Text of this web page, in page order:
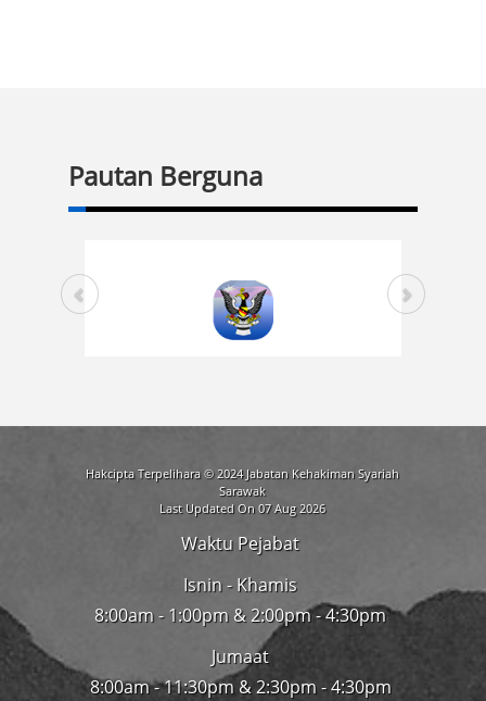
Pautan Berguna
Hakcipta Terpelihara © 2024 Jabatan Kehakiman Syariah
Sarawak
Last Updated On 07 Aug 2026
Waktu Pejabat
Isnin - Khamis
8:00am - 1:00pm & 2:00pm - 4:30pm
Jumaat
8:00am - 11:30pm & 2:30pm - 4:30pm